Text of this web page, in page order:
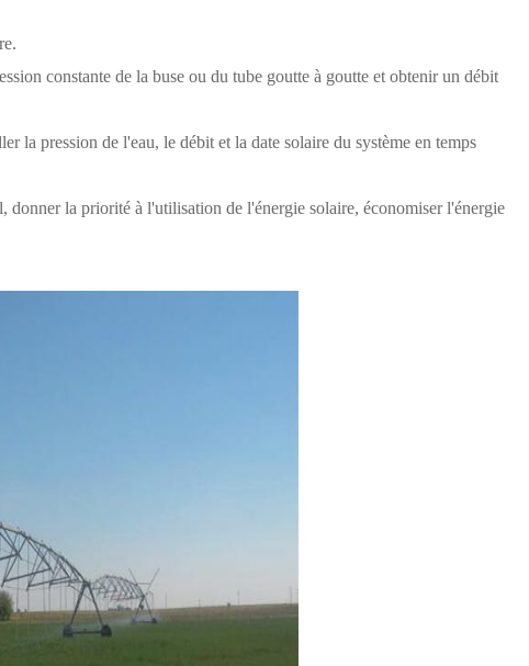
constante de la buse ou du tube goutte à goutte et obtenir un débit
la pression de l'eau, le débit et la date solaire du système en temps
donner la priorité à l'utilisation de l'énergie solaire, économiser l'énergie